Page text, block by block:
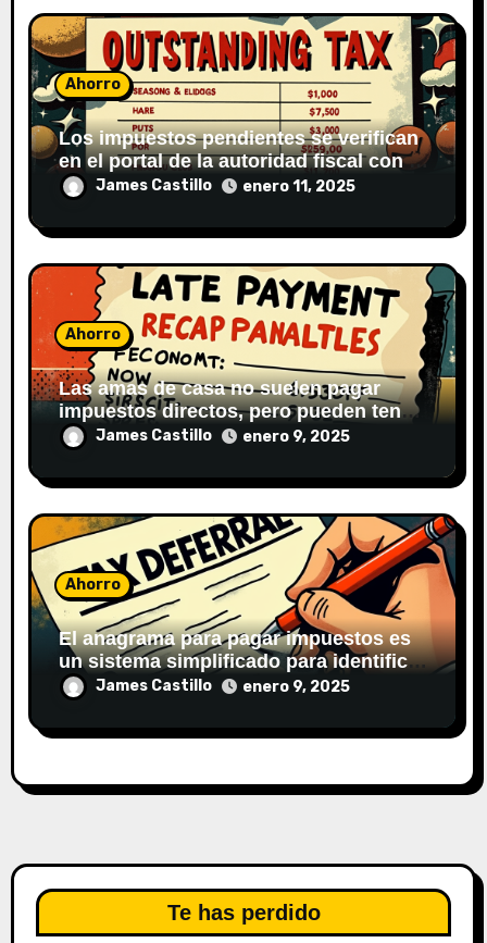
r
a
d
a
Ahorro
Los impuestos pendientes se verifican
en el portal de la autoridad fiscal con tu
identificación fiscal.
James Castillo enero 11, 2025
Ahorro
Las amas de casa no suelen pagar
impuestos directos, pero pueden tener
obligaciones fiscales según sus
ingresos.
James Castillo enero 9, 2025
Ahorro
El anagrama para pagar impuestos es
un sistema simplificado para identificar
contribuyentes y registrar
transacciones.
James Castillo enero 9, 2025
Te has perdido